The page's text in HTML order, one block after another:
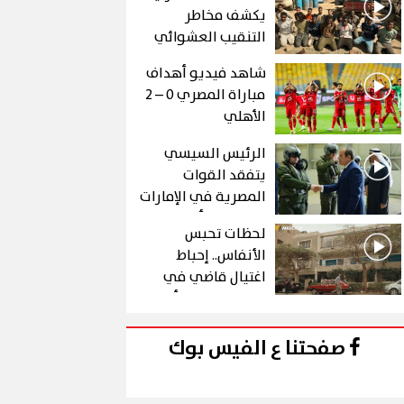
يكشف مخاطر
التنقيب العشوائي
عن الذهب في "درع
الجنوب"
شاهد فيديو أهداف
مباراة المصري 0 – 2
الأهلي
الرئيس السيسي
يتفقد القوات
المصرية في الإمارات
خلال زيارة أخوية
لحظات تحبس
الأنفاس.. إحباط
اغتيال قاضي في
الحلقة 10 من رأس
صفحتنا ع الفيس بوك